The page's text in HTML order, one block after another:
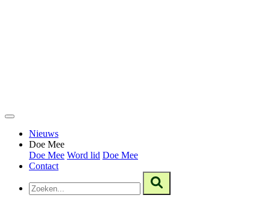
Nieuws
Doe Mee
Doe Mee Word lid Doe Mee
Contact